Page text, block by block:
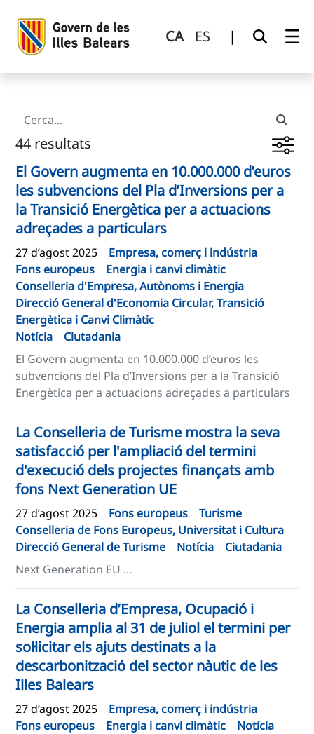
CA ES |
44 resultats
El Govern augmenta en 10.000.000 d’euros
les subvencions del Pla d’Inversions per a
la Transició Energètica per a actuacions
adreçades a particulars
27 d’agost 2025
Empresa, comerç i indústria
Fons europeus
Energia i canvi climàtic
Conselleria d'Empresa, Autònoms i Energia
Direcció General d'Economia Circular, Transició
Energètica i Canvi Climàtic
Notícia
Ciutadania
El Govern augmenta en 10.000.000 d’euros les
subvencions del Pla d’Inversions per a la Transició
Energètica per a actuacions adreçades a particulars
La Conselleria de Turisme mostra la seva
satisfacció per l'ampliació del termini
d'execució dels projectes finançats amb
fons Next Generation UE
27 d’agost 2025 Fons europeus
Turisme
Conselleria de Fons Europeus, Universitat i Cultura
Direcció General de Turisme
Notícia
Ciutadania
Next Generation EU ...
La Conselleria d’Empresa, Ocupació i
Energia amplia al 31 de juliol el termini per
sol·licitar els ajuts destinats a la
descarbonització del sector nàutic de les
Illes Balears
27 d’agost 2025
Empresa, comerç i indústria
Fons europeus
Energia i canvi climàtic
Notícia